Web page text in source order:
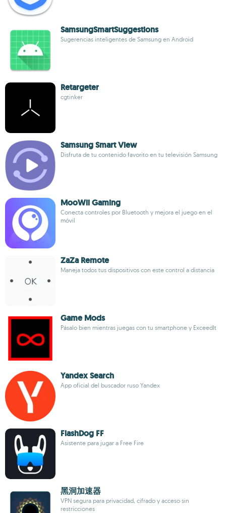
SamsungSmartSuggestions
Sugerencias inteligentes de Samsung en Android
Retargeter
cgtinker
Samsung Smart View
Disfruta de tu contenido favorito en tu televisión Samsung
MooWii Gaming
Conecta controles por Bluetooth y mejora el juego en el
móvil
ZaZa Remote
Maneja todos tus dispositivos con este control a distancia
Game Mods
Pásalo bien mientras juegas con tu smartphone y ExceedIt
Yandex Search
App oficial del buscador ruso Yandex
FlashDog FF
Asistente para jugar a Free Fire
黑洞加速器
VPN segura para privacidad, cifrado y acceso sin
restricciones